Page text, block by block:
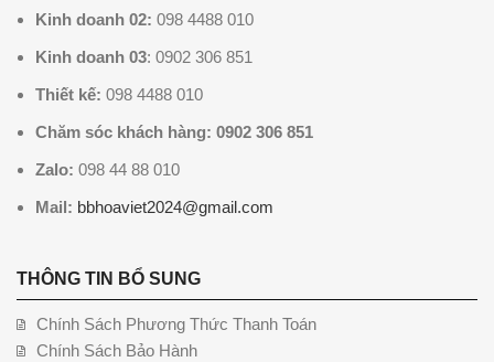
Kinh doanh 02: 098 4488 010
Kinh doanh 03: 0902 306 851
Thiết kế: 098 4488 010
Chăm sóc khách hàng: 0902 306 851
Zalo: 098 44 88 010
Mail: bbhoaviet2024@gmail.com
THÔNG TIN BỔ SUNG
Chính Sách Phương Thức Thanh Toán
Chính Sách Bảo Hành